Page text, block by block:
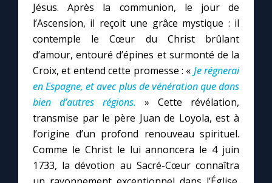
Prier au quotidien
Avec Thérèse de Lisieux
L'Évangile chaque jour
Les premiers samedis du mois
Marie qui défait les nœuds
Jésus. Après la communion, le jour de
l’Ascension, il reçoit une grâce mystique : il
contemple le Cœur du Christ brûlant
d’amour, entouré d’épines et surmonté de la
Croix, et entend cette promesse : « Je régnerai
en Espagne, et avec plus de vénération que dans
bien d’autres régions. » Cette révélation,
transmise par le père Juan de Loyola, est à
l’origine d’un profond renouveau spirituel.
Comme le Christ le lui annoncera le 4 juin
1733, la dévotion au Sacré-Cœur connaîtra